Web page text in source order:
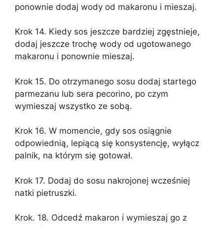
ponownie dodaj wody od makaronu i mieszaj.
Krok 14. Kiedy sos jeszcze bardziej zgęstnieje,
dodaj jeszcze trochę wody od ugotowanego
makaronu i ponownie mieszaj.
Krok 15. Do otrzymanego sosu dodaj startego
parmezanu lub sera pecorino, po czym
wymieszaj wszystko ze sobą.
Krok 16. W momencie, gdy sos osiągnie
odpowiednią, lepiącą się konsystencję, wyłącz
palnik, na którym się gotował.
Krok 17. Dodaj do sosu nakrojonej wcześniej
natki pietruszki.
Krok. 18. Odcedź makaron i wymieszaj go z